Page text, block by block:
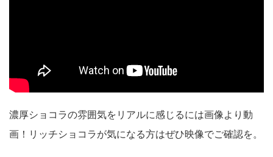
濃厚ショコラの雰囲気をリアルに感じるには画像より動
画！リッチショコラが気になる方はぜひ映像でご確認を。